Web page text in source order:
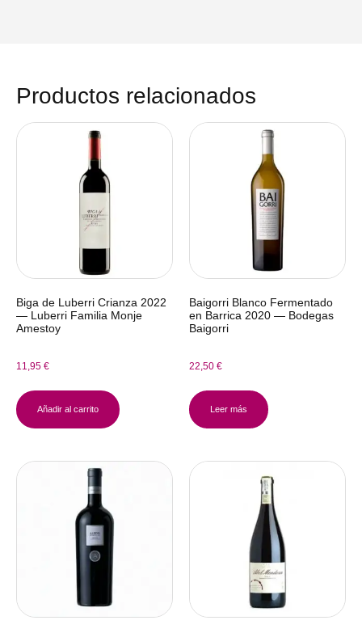
Productos relacionados
Biga de Luberri Crianza 2022
— Luberri Familia Monje
Amestoy
11,95 €
Añadir al carrito
Baigorri Blanco Fermentado
en Barrica 2020 — Bodegas
Baigorri
22,50 €
Leer más